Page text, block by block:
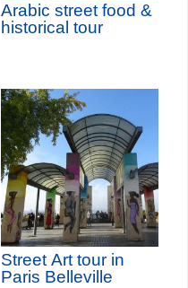
Arabic street food &
historical tour
Street Art tour in
Paris Belleville